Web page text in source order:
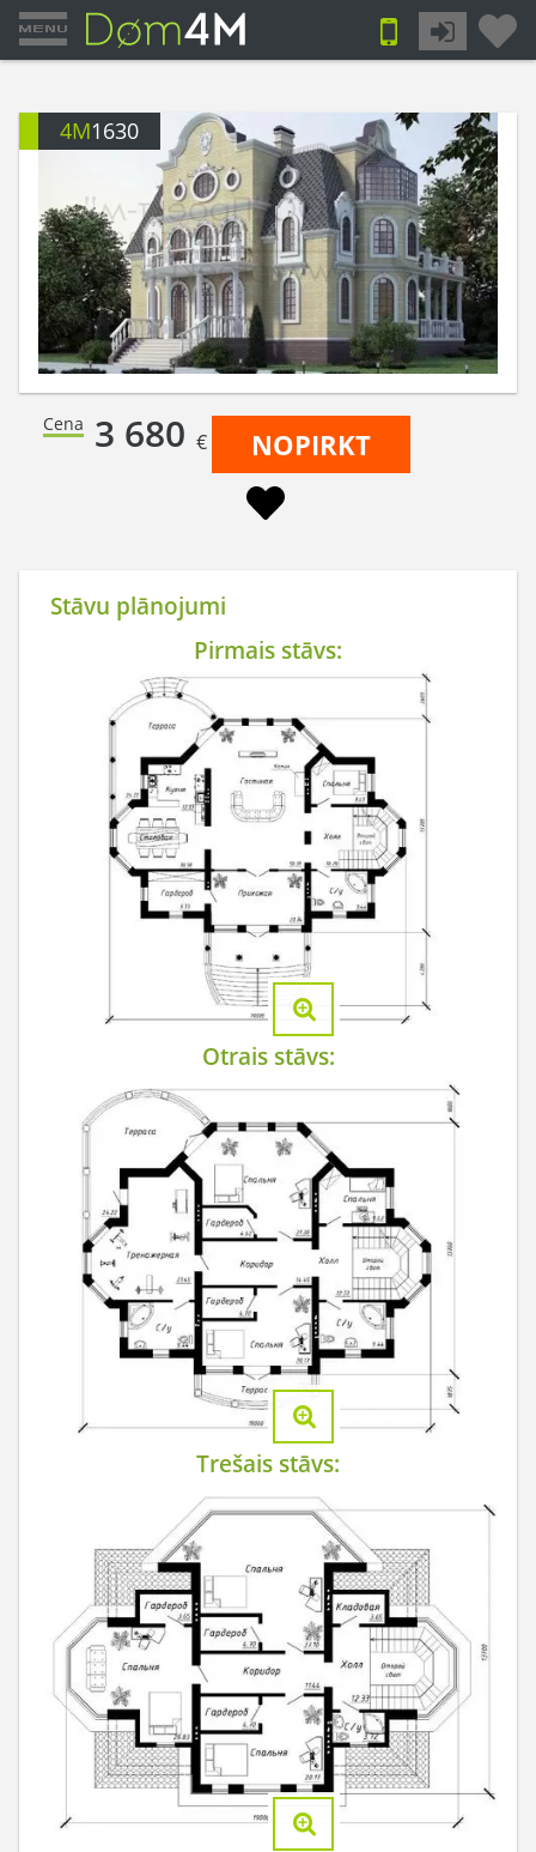
4M1630
Cena 3 680 € NOPIRKT
Stāvu plānojumi
Pirmais stāvs:
Otrais stāvs:
Trešais stāvs: